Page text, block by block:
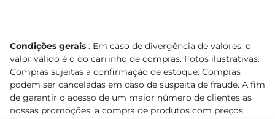
Condições gerais : Em caso de divergência de valores, o
valor válido é o do carrinho de compras. Fotos ilustrativas.
Compras sujeitas a confirmação de estoque. Compras
podem ser canceladas em caso de suspeita de fraude. A fim
de garantir o acesso de um maior número de clientes as
nossas promoções, a compra de produtos com preços